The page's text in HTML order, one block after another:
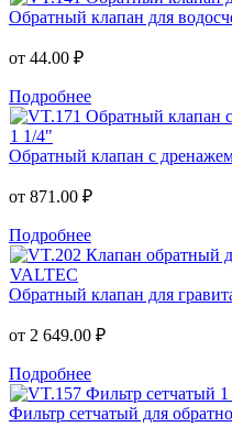
Обратный клапан для
от 44.00 ₽
Подробнее
Обратный клапан с
от 871.00 ₽
Подробнее
Обратный клапан для
от 2 649.00 ₽
Подробнее
Фильтр сетчатый для